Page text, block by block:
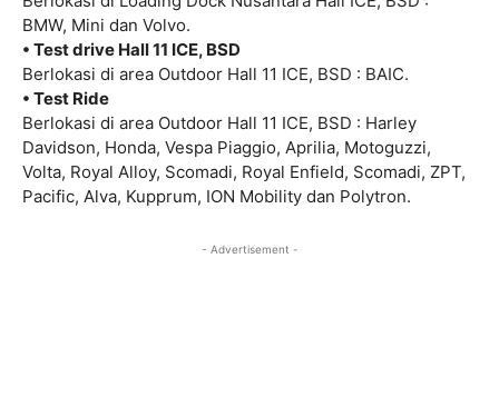
BMW, Mini dan Volvo.
• Test drive Hall 11 ICE, BSD
Berlokasi di area Outdoor Hall 11 ICE, BSD : BAIC.
• Test Ride
Berlokasi di area Outdoor Hall 11 ICE, BSD : Harley
Davidson, Honda, Vespa Piaggio, Aprilia, Motoguzzi,
Volta, Royal Alloy, Scomadi, Royal Enfield, Scomadi, ZPT,
Pacific, Alva, Kupprum, ION Mobility dan Polytron.
- Advertisement -